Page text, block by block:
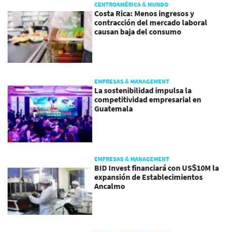
CENTROAMÉRICA & MUNDO
Costa Rica: Menos ingresos y
contracción del mercado laboral
causan baja del consumo
EMPRESAS & MANAGEMENT
La sostenibilidad impulsa la
competitividad empresarial en
Guatemala
EMPRESAS & MANAGEMENT
BID Invest financiará con US$10M la
expansión de Establecimientos
Ancalmo